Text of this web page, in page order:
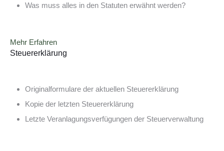
Was muss alles in den Statuten erwähnt werden?
Mehr Erfahren
Steuererklärung
Originalformulare der aktuellen Steuererklärung
Kopie der letzten Steuererklärung
Letzte Veranlagungsverfügungen der Steuerverwaltung